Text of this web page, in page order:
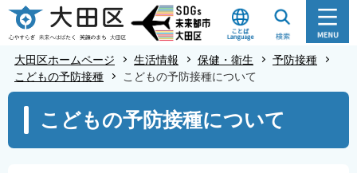
こ
の
ジ
大田区ホームページ 生活情報 保健・衛生
予防接種
こどもの予防接種
こどもの予防接種について
こ
こどもの予防接種について